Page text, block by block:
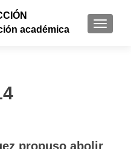
académica
propuso abolir